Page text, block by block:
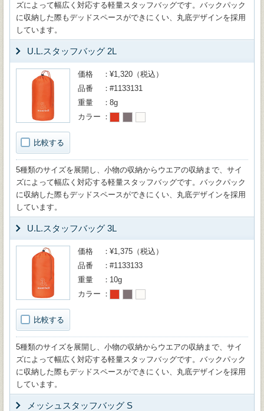
ズによって幅広く対応する軽量スタッフバッグです。バックパック
に収納した際もデッドスペースができにくい、丸底デザインを採用
しています。
U.L.スタッフバッグ 2L
比較する
価格
¥1,320（税込）
品番
#1133131
重量
8g
カラー
5種類のサイズを展開し、小物の収納からウエアの収納まで、サイ
ズによって幅広く対応する軽量スタッフバッグです。バックパック
に収納した際もデッドスペースができにくい、丸底デザインを採用
しています。
U.L.スタッフバッグ 3L
比較する
価格
¥1,375（税込）
品番
#1133133
重量
10g
カラー
5種類のサイズを展開し、小物の収納からウエアの収納まで、サイ
ズによって幅広く対応する軽量スタッフバッグです。バックパック
に収納した際もデッドスペースができにくい、丸底デザインを採用
しています。
メッシュスタッフバッグ S